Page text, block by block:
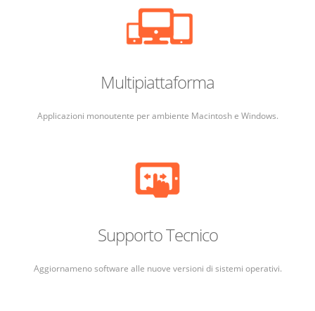
Multipiattaforma
Applicazioni monoutente per ambiente Macintosh e Windows.
Supporto Tecnico
Aggiornameno software alle nuove versioni di sistemi operativi.